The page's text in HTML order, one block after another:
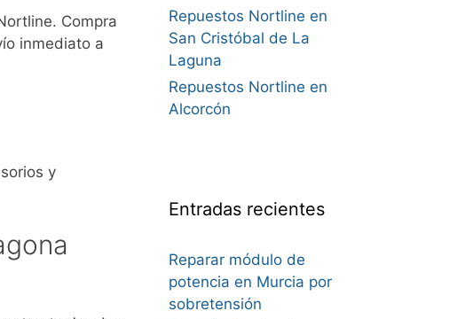
Compra
inmediato a
y
Repuestos Nortline en
San Cristóbal de La
Laguna
Repuestos Nortline en
Alcorcón
Entradas recientes
Reparar módulo de
potencia en Murcia por
sobretensión